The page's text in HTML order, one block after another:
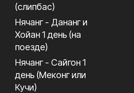
(слипбас)
Нячанг - Дананг и
Хойан 1 день (на
поезде)
Нячанг - Сайгон 1
день (Меконг или
Кучи)